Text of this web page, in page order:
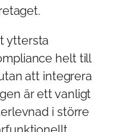
yttersta
helt till
att integrera
är ett vanligt
i större